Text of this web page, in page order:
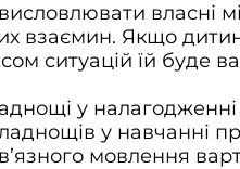
власні
взаємин. Якщо
ситуацій їй буде
у налагодженні
у навчанні
мовлення